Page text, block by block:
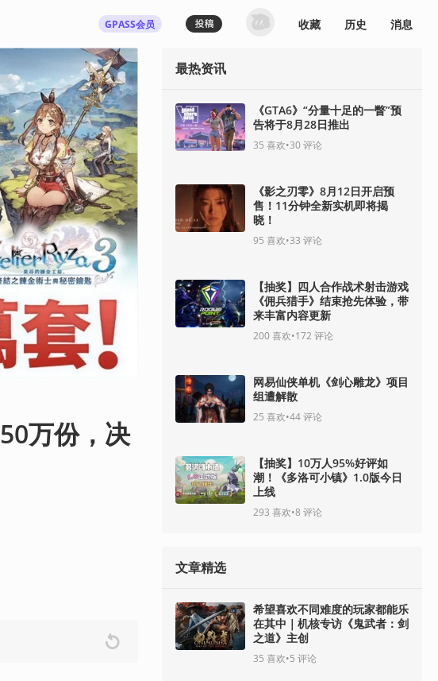
GPASS会员 收藏 历史 消息
万份，决
最热资讯
《GTA6》“分量十足的一瞥”预
告将于8月28日推出
35 喜欢•30评论
《影之刃零》8月12日开启预
售！11分钟全新实机即将揭
晓！
95 喜欢•33 评论
【抽奖】四人合作战术射击游戏
《佣兵猎手》结束抢先体验，带
来丰富内容更新
200喜欢•172 评论
网易仙侠单机《剑心雕龙》项目
组遭解散
25 喜欢•44评论
【抽奖】10万人95%好评如
潮！《多洛可小镇》1.0版今日
上线
293 喜欢•8 评论
文章精选
希望喜欢不同难度的玩家都能乐
在其中｜机核专访《鬼武者：剑
之道》主创
35 喜欢•5 评论